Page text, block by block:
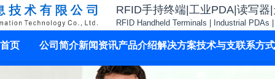
RFID手持终端|工业PDA|读写器
RFID Handheld Terminals | Industrial PDAs
首页 公司简介新闻资讯产品介绍解决方案技术与支联系方式